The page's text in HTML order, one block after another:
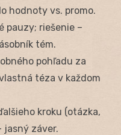
hodnoty vs. promo.
pauzy; riešenie –
tém.
pohľadu za
téza v každom
kroku (otázka,
jasný záver.